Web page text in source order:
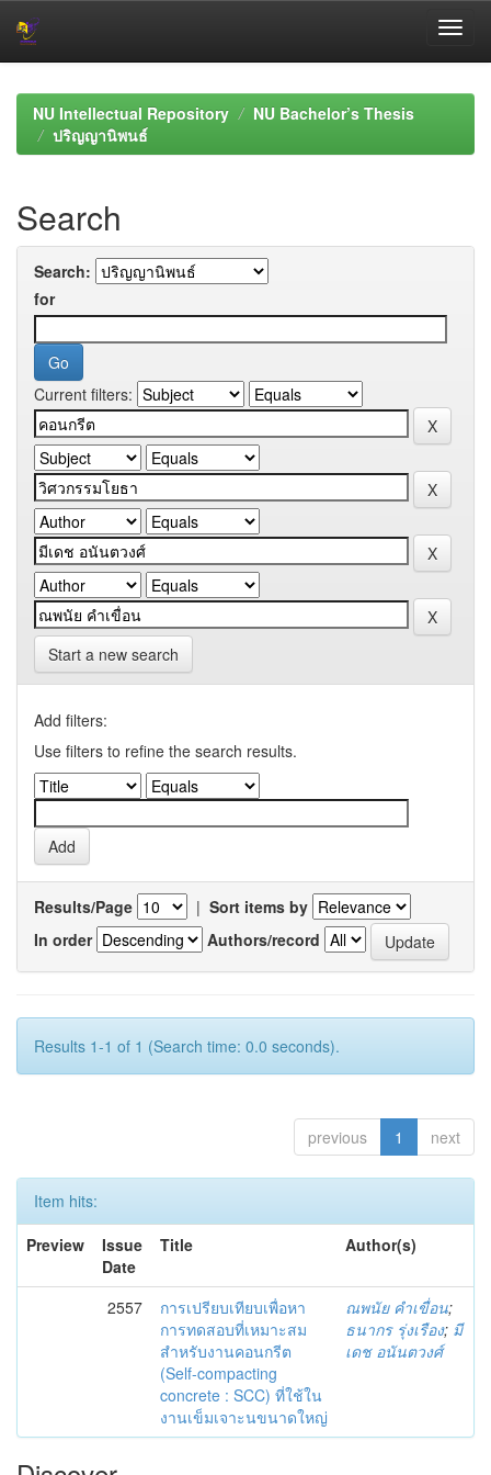
navigationNU Intellectual Repository
NU Bachelor’s Thesis
ปริญญานิพนธ์
Search
Search:
for
Current filters:
Start a new search
Add filters:
Use filters to refine the search results.
Results/Page | Sort items by
In order
Authors/record
Results 1-1 of 1 (Search time: 0.0 seconds).
previous 1 next
Item hits:
Preview
Issue
Date
Title Author(s)
2557
การเปรียบเทียบเพื่อหา
การทดสอบที่เหมาะสม
สำหรับงานคอนกรีต
(Self-compacting
concrete : SCC) ที่ใช้ใน
งานเข็มเจาะนขนาดใหญ่
ณพนัย คำเขื่อน;
ธนากร รุ่งเรือง; มี
เดช อนันตวงศ์